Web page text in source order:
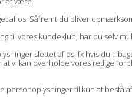
af os. Såfremt du bliver
til vores kundeklub, har du selv
slettet af os, fx hvis du
vi kan overholde vores retlige
til kun at bestå